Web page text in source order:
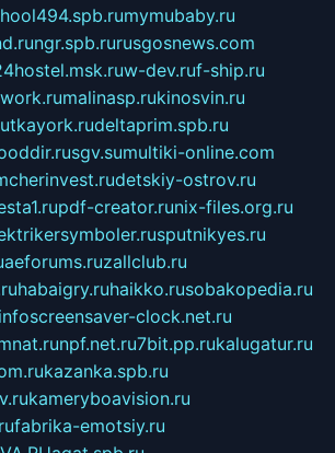
mymubaby.ru
ngr.spb.rurusgosnews.com
w-dev.ruf-ship.ru
malinasp.rukinosvin.ru
deltaprim.spb.ru
sgv.sumultiki-online.com
cherinvest.rudetskiy-ostrov.ru
pdf-creator.runix-files.org.ru
sputnikyes.ru
aeforums.ruzallclub.ru
habaigry.ruhaikko.rusobakopedia.ru
screensaver-clock.net.ru
npf.net.ru7bit.pp.rukalugatur.ru
kazanka.spb.ru
kameryboavision.ru
fabrika-emotsiy.ru